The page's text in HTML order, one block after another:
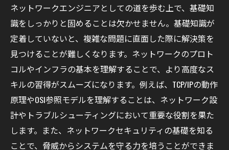
資格取得で技術力証明ネットワークエンジニア
のキャリアアップ
資格取得がネットワークエンジニアに与え
る利点
人気の資格とその難易度
資格勉強を効率的に進めるためのスケジュ
ール管理
試験対策としての実務経験の価値
合格者の声から学ぶ効率的な勉強法
ネットワークエンジニアとしての道を歩む上で、基礎知
識をしっかりと固めることは欠かせません。基礎知識が
定着していないと、複雑な問題に直面した際に解決策を
見つけることが難しくなります。ネットワークのプロト
コルやインフラの基本を理解することで、より高度なス
キルの習得がスムーズになります。例えば、TCP/IPの動作
原理やOSI参照モデルを理解することは、ネットワーク設
計やトラブルシューティングにおいて重要な役割を果た
します。また、ネットワークセキュリティの基礎を知る
ことで、脅威からシステムを守る力を培うことができま